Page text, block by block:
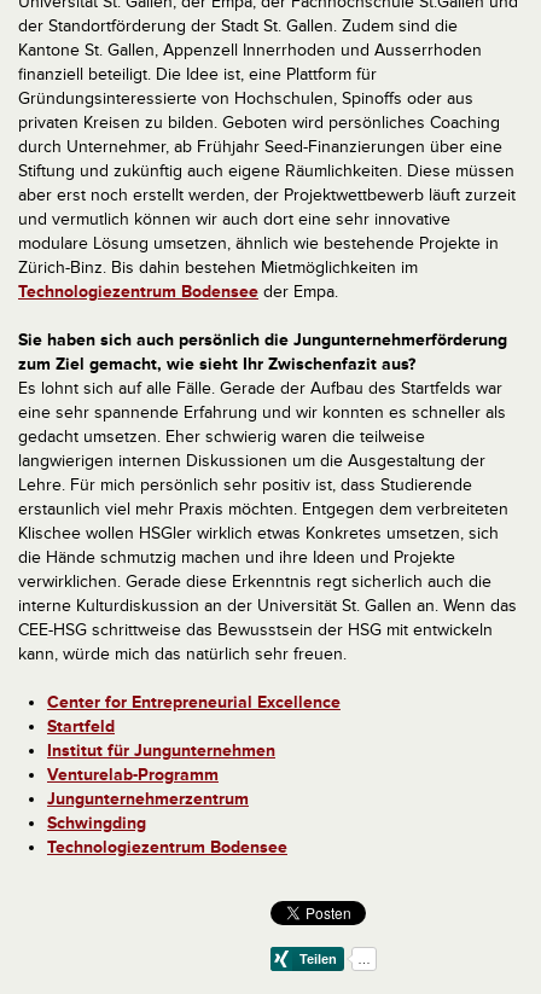
der Standortförderung der Stadt St. Gallen. Zudem sind die
Kantone St. Gallen, Appenzell Innerrhoden und Ausserrhoden
finanziell beteiligt. Die Idee ist, eine Plattform für
Gründungsinteressierte von Hochschulen, Spinoffs oder aus
privaten Kreisen zu bilden. Geboten wird persönliches Coaching
durch Unternehmer, ab Frühjahr Seed-Finanzierungen über eine
Stiftung und zukünftig auch eigene Räumlichkeiten. Diese müssen
aber erst noch erstellt werden, der Projektwettbewerb läuft zurzeit
und vermutlich können wir auch dort eine sehr innovative
modulare Lösung umsetzen, ähnlich wie bestehende Projekte in
Zürich-Binz. Bis dahin bestehen Mietmöglichkeiten im
Technologiezentrum Bodensee der Empa.
Sie haben sich auch persönlich die Jungunternehmerförderung
zum Ziel gemacht, wie sieht Ihr Zwischenfazit aus?
Es lohnt sich auf alle Fälle. Gerade der Aufbau des Startfelds war
eine sehr spannende Erfahrung und wir konnten es schneller als
gedacht umsetzen. Eher schwierig waren die teilweise
langwierigen internen Diskussionen um die Ausgestaltung der
Lehre. Für mich persönlich sehr positiv ist, dass Studierende
erstaunlich viel mehr Praxis möchten. Entgegen dem verbreiteten
Klischee wollen HSGler wirklich etwas Konkretes umsetzen, sich
die Hände schmutzig machen und ihre Ideen und Projekte
verwirklichen. Gerade diese Erkenntnis regt sicherlich auch die
interne Kulturdiskussion an der Universität St. Gallen an. Wenn das
CEE-HSG schrittweise das Bewusstsein der HSG mit entwickeln
kann, würde mich das natürlich sehr freuen.
Center for Entrepreneurial Excellence
Startfeld
Institut für Jungunternehmen
Venturelab-Programm
Jungunternehmerzentrum
Schwingding
Technologiezentrum Bodensee